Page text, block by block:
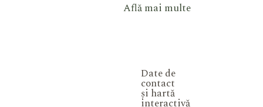
Află mai multe
Date de
contact
și hartă
interactivă